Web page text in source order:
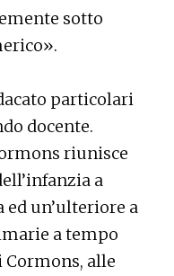
sotto
particolari
docente.
riunisce
a
ed un’ulteriore a
a tempo
alle